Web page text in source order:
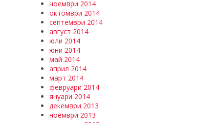
ноември 2014
октомври 2014
септември 2014
август 2014
юли 2014
юни 2014
май 2014
април 2014
март 2014
февруари 2014
януари 2014
декември 2013
ноември 2013